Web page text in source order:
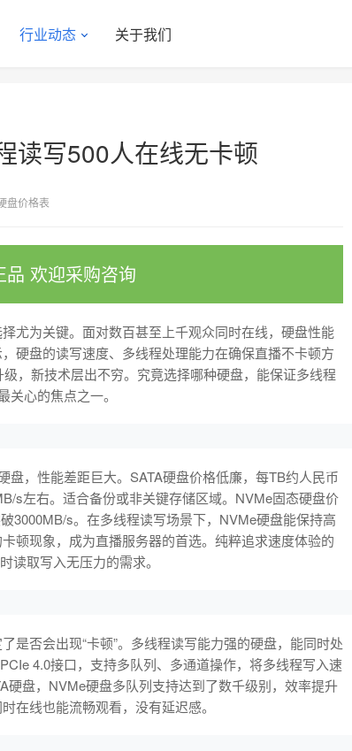
行业动态 关于我们
读写500人在线无卡顿
盘价格表
欢迎采购咨询
尤为关键。面对数百甚至上千观众同时在线，硬盘性能
硬盘的读写速度、多线程处理能力在确保直播不卡顿方
，新技术层出不穷。究竟选择哪种硬盘，能保证多线程
心的焦点之一。
，性能差距巨大。SATA硬盘价格低廉，每TB约人民币
s左右。适合备份或非关键存储区域。NVMe固态硬盘价
3000MB/s。在多线程读写场景下，NVMe硬盘能保持高
顿现象，成为直播服务器的首选。纯粹追求速度体验的
读取写入无压力的需求。
是否会出现“卡顿”。多线程读写能力强的硬盘，能同时处
4.0接口，支持多队列、多通道操作，将多线程写入速
盘，NVMe硬盘多队列支持达到了数千级别，效率提升
在线也能流畅观看，没有延迟感。